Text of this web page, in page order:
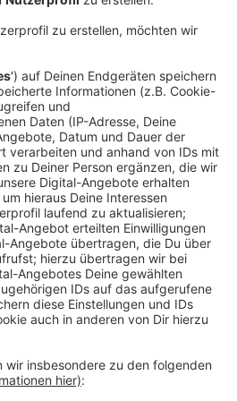
besser planen zu können
eine Infoveranstaltung zum
Die Veranstaltung findet am
20:00 Uhr im Rathaus statt.
sowie eine gezielte Nutzung
noch per E-mail anmelden: